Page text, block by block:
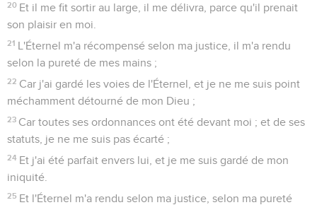
20 Et il me fit sortir au large, il me délivra, parce qu'il prenait
son plaisir en moi.
21 L'Éternel m'a récompensé selon ma justice, il m'a rendu
selon la pureté de mes mains ;
22 Car j'ai gardé les voies de l'Éternel, et je ne me suis point
méchamment détourné de mon Dieu ;
23 Car toutes ses ordonnances ont été devant moi ; et de ses
statuts, je ne me suis pas écarté ;
24 Et j'ai été parfait envers lui, et je me suis gardé de mon
iniquité.
25 Et l'Éternel m'a rendu selon ma justice, selon ma pureté